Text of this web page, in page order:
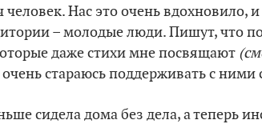
Нас это очень вдохновило,
– молодые люди. Пишут, что
даже стихи мне посвящают
стараюсь поддерживать с ними
сидела дома без дела, а теперь